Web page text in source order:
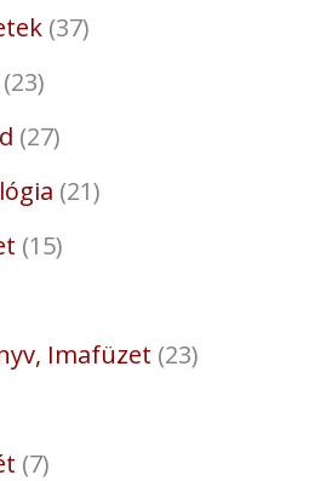
37
23
27
21
15
Imafüzet 23
7